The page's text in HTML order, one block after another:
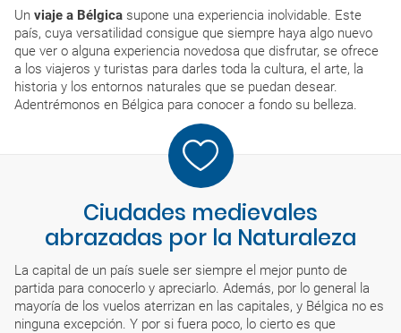
Un viaje a Bélgica supone una experiencia inolvidable. Este
país, cuya versatilidad consigue que siempre haya algo nuevo
que ver o alguna experiencia novedosa que disfrutar, se ofrece
a los viajeros y turistas para darles toda la cultura, el arte, la
historia y los entornos naturales que se puedan desear.
Adentrémonos en Bélgica para conocer a fondo su belleza.
Ciudades medievales
abrazadas por la Naturaleza
La capital de un país suele ser siempre el mejor punto de
partida para conocerlo y apreciarlo. Además, por lo general la
mayoría de los vuelos aterrizan en las capitales, y Bélgica no es
ninguna excepción. Y por si fuera poco, lo cierto es que